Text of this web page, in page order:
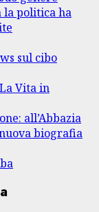
la politica ha
sul cibo
Vita in
all’Abbazia
biografia